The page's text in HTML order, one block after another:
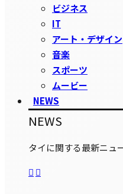
ビジネス
IT
アート・デザイン
音楽
スポーツ
ムービー
NEWS
NEWS
タイに関する最新ニュ